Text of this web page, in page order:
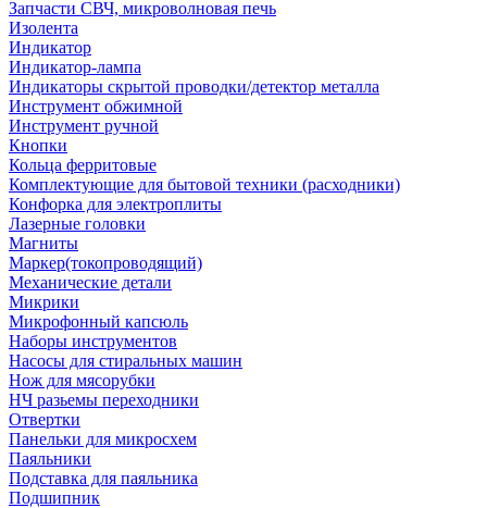
Запчасти СВЧ, микроволновая печь
Изолента
Индикатор
Индикатор-лампа
Индикаторы скрытой проводки/детектор металла
Инструмент обжимной
Инструмент ручной
Кнопки
Кольца ферритовые
Комплектующие для бытовой техники (расходники)
Конфорка для электроплиты
Лазерные головки
Магниты
Маркер(токопроводящий)
Механические детали
Микрики
Микрофонный капсюль
Наборы инструментов
Насосы для стиральных машин
Нож для мясорубки
НЧ разьемы переходники
Отвертки
Панельки для микросхем
Паяльники
Подставка для паяльника
Подшипник